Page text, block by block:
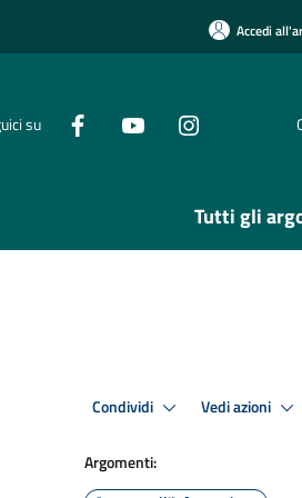
Accedi
su
Tutti gli
Condividi Vedi azioni
Argomenti: